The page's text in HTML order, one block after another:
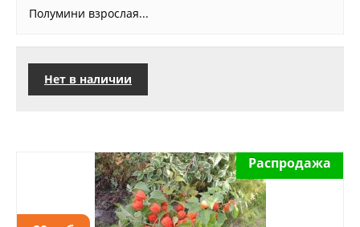
Полумини взрослая...
Нет в наличии
Распродажа